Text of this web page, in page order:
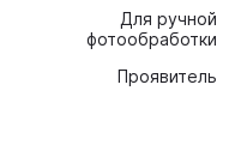
Для ручной
фотообработки
Проявитель